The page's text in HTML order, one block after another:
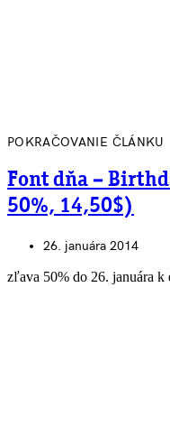
POKRAČOVANIE ČLÁNKU
Font dňa –
50%, 14,50$)
26. januára 2014
zľava 50% do 26. januára